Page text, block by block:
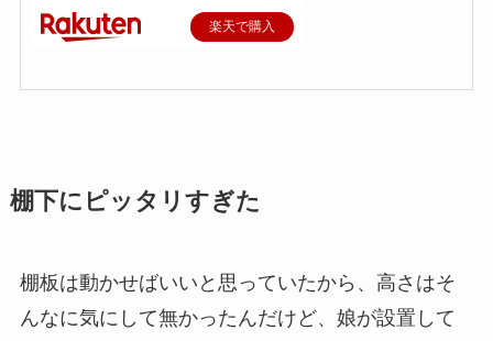
楽天で購入
棚下にピッタリすぎた
棚板は動かせばいいと思っていたから、高さはそ
んなに気にして無かったんだけど、娘が設置して